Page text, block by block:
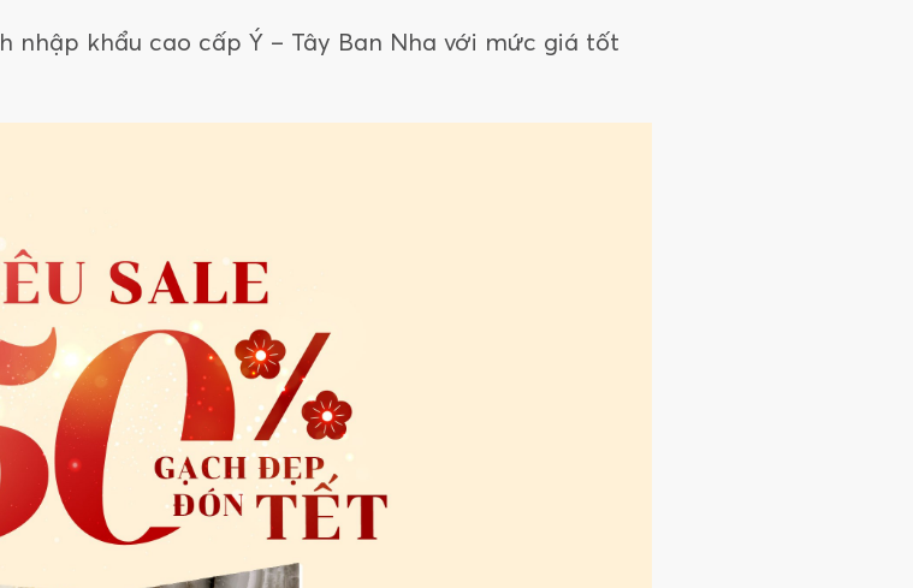
nhập khẩu cao cấp Ý – Tây Ban Nha với mức giá tốt